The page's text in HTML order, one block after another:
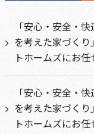
「安心・安全・
を考えた家づくり
トホームズにお任
「安心・安全・
を考えた家づくり
トホームズにお任